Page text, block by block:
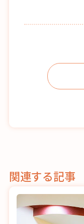
関連する記事